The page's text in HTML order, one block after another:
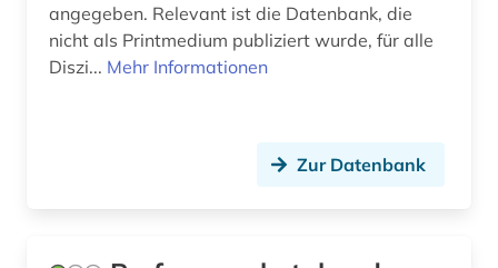
europäer (2)
evangelische geistliche (1)
evangelische kirche (2)
angegeben. Relevant ist die Datenbank, die
nicht als Printmedium publiziert wurde, für alle
Diszi... Mehr Informationen
Zur Datenbank